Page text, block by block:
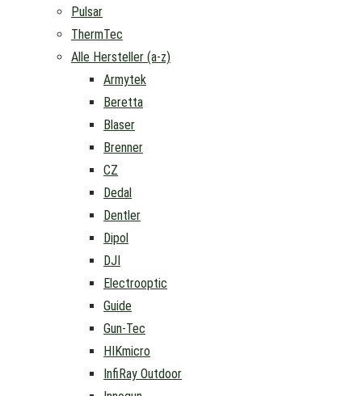
Pulsar
ThermTec
Alle Hersteller (a-z)
Armytek
Beretta
Blaser
Brenner
CZ
Dedal
Dentler
Dipol
DJI
Electrooptic
Guide
Gun-Tec
HIKmicro
InfiRay Outdoor